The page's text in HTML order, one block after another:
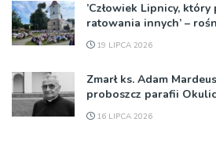
’Człowiek Lipnicy,
ratowania innych’ –
19 LIPCA 2026
Zmarł ks. Adam
proboszcz parafii
16 LIPCA 2026